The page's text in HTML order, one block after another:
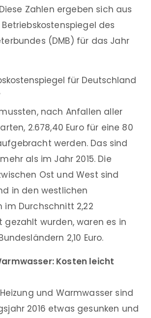
Zahlen ergeben sich aus
des
(DMB) für das Jahr
nach Anfallen aller
2.678,40 Euro für eine 80
werden. Das sind
als im Jahr 2015. Die
Ost und West sind
in den westlichen
im Durchschnitt 2,22
gezahlt wurden, waren es in
2,10 Euro.
Kosten leicht
und Warmwasser sind
2016 etwas gesunken und